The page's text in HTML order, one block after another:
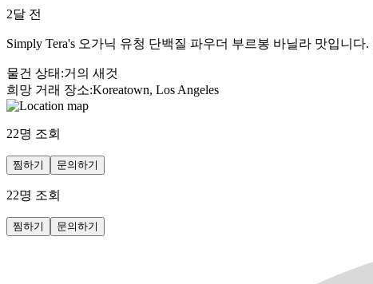
2달 전
Simply Tera's 오가닉 유청 단백질 파우더 부르봉 바닐라 맛입니
물건 상태 :거의 새것
희망 거래 장소:Koreatown, Los Angeles
22명 조회
찜하기 문의하기
22명 조회
찜하기 문의하기